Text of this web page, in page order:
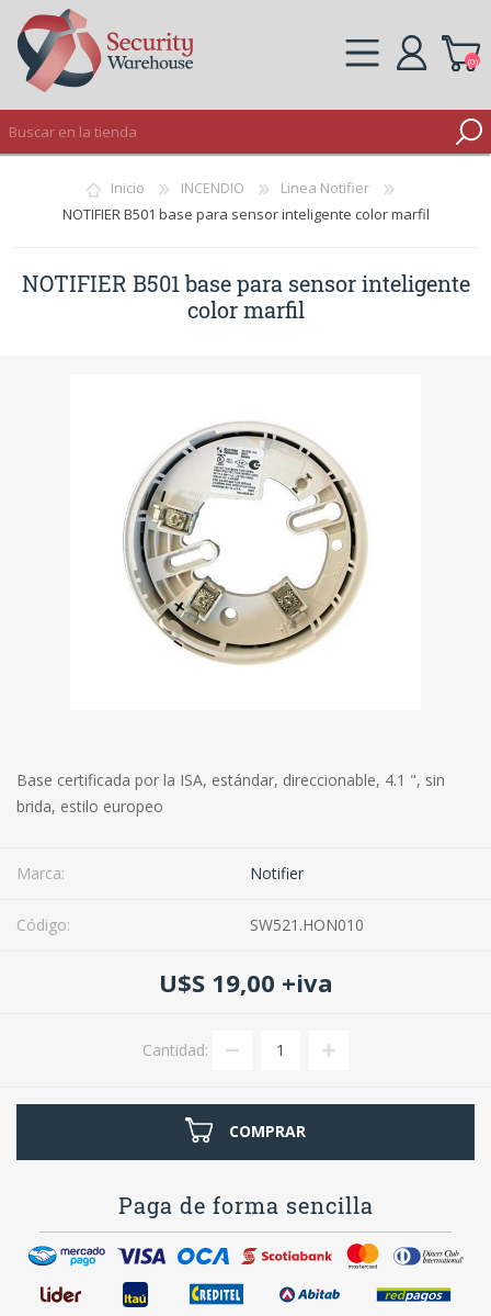
INICIAR SESIÓN
(0)
Inicio INCENDIO
Linea Notifier
NOTIFIER B501 base para sensor inteligente color marfil
NOTIFIER B501 base para sensor inteligente
color marfil
Base certificada por la ISA, estándar, direccionable, 4.1 ", sin
brida, estilo europeo
Marca: Notifier
Código: SW521.HON010
U$S 19,00 +iva
Cantidad:
COMPRAR
Paga de forma sencilla